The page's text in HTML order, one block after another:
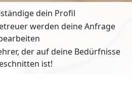
dein Profil
werden deine Anfrage
der auf deine Bedürfnisse
ist!